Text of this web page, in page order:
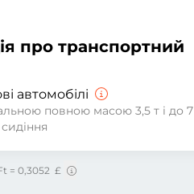
про транспортний
автомобілі
повною масою 3,5 т і до 7
= 0,3052 £